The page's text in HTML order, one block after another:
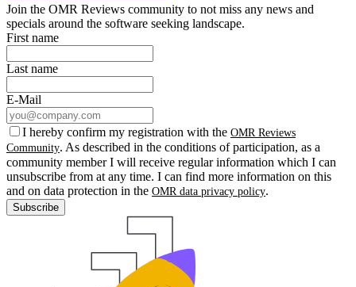
Join the OMR Reviews community to not miss any news and
specials around the software seeking landscape.
First name
Last name
E-Mail
I hereby confirm my registration with the OMR Reviews
Community. As described in the conditions of participation, as a
community member I will receive regular information which I can
unsubscribe from at any time. I can find more information on this
and on data protection in the OMR data privacy policy.
Subscribe